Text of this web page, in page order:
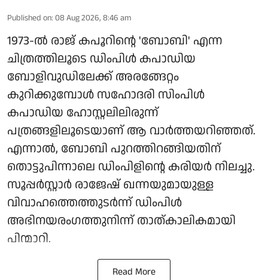
Published on: 08 Aug 2026, 8:46 am
1973-ല്‍ രാജ് കപൂറിന്റെ 'ബോബി' എന്ന
ചിത്രത്തിലൂടെ ഡിംപിള്‍ കപാഡിയ
ബോളിവുഡിലേക്ക് അരങ്ങേറ്റം
കുറിക്കുമ്പോള്‍ സഹോദരി സിംപിള്‍
കപാഡിയ ഹോസ്റ്റലിലിരുന്ന്
പത്രങ്ങളിലൂടെയാണ് ആ വാര്‍ത്തയറിഞ്ഞത്.
എന്നാല്‍, ബോബി പുറത്തിറങ്ങിയതിന്
തൊട്ടുപിന്നാലെ ഡിംപിളിന്റെ കരിയര്‍ നിലച്ചു.
സൂപ്പര്‍സ്റ്റാര്‍ രാജേഷ് ഖന്നയുമായുള്ള
വിവാഹത്തെത്തുടര്‍ന്ന് ഡിംപിള്‍
അഭിനയരംഗത്തുനിന്ന് താത്കാലികമായി
പിന്മാറി.
Read More